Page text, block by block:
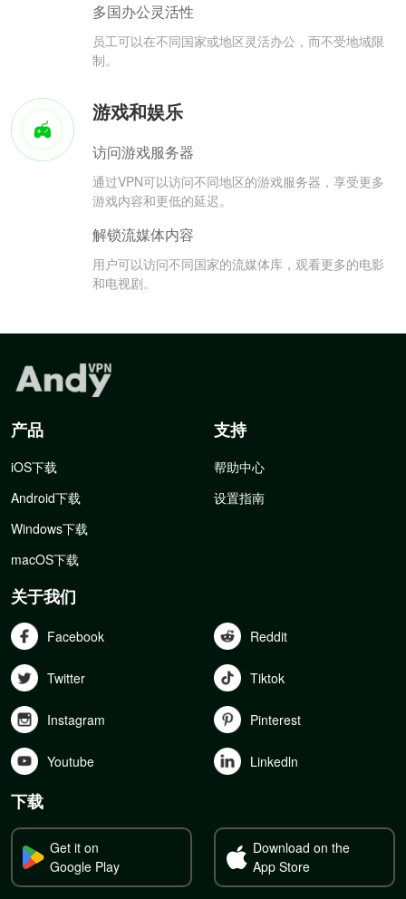
多国办公灵活性
员工可以在不同国家或地区灵活办公，而不受地域限
制。
游戏和娱乐
访问游戏服务器
通过VPN可以访问不同地区的游戏服务器，享受更多
游戏内容和更低的延迟。
解锁流媒体内容
用户可以访问不同国家的流媒体库，观看更多的电影
和电视剧。
产品
iOS下载
Android下载
Windows下载
macOS下载
支持
帮助中心
设置指南
关于我们
Facebook Reddit
Twitter Tiktok
Instagram Pinterest
Youtube Linkedln
下载
Get it on
Google Play
Download on the
App Store